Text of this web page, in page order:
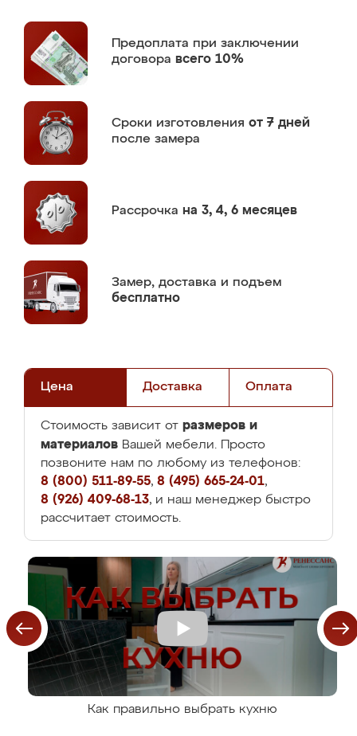
Предоплата при заключении
договора всего 10%
Сроки изготовления от 7 дней
после замера
Рассрочка на 3, 4, 6 месяцев
Замер, доставка и подъем
бесплатно
Цена Доставка Оплата
Стоимость зависит от размеров и
материалов Вашей мебели. Просто
позвоните нам по любому из телефонов:
8 (800) 511-89-55, 8 (495) 665-24-01,
8 (926) 409-68-13, и наш менеджер быстро
рассчитает стоимость.
Как правильно выбрать кухню